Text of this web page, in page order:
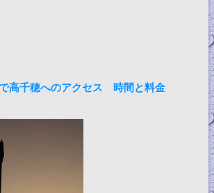
高千穂へのアクセス 時間と料金